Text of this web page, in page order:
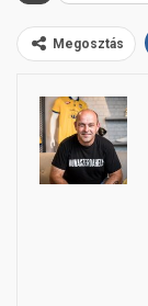
Megosztás